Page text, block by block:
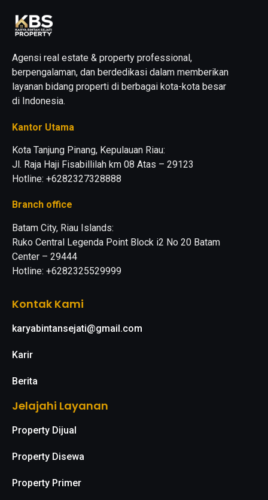
Agensi real estate & property professional,
berpengalaman, dan berdedikasi dalam memberikan
layanan bidang properti di berbagai kota-kota besar
di Indonesia.
Kantor Utama
Kota Tanjung Pinang, Kepulauan Riau:
Jl. Raja Haji Fisabillilah km 08 Atas – 29123
Hotline: +6282327328888
Branch office
Batam City, Riau Islands:
Ruko Central Legenda Point Block i2 No 20 Batam
Center – 29444
Hotline: +6282325529999
Kontak Kami
karyabintansejati@gmail.com
Karir
Berita
Jelajahi Layanan
Property Dijual
Property Disewa
Property Primer